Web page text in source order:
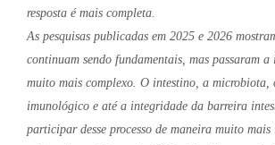
resposta é mais completa.
As pesquisas publicadas em 2025 e 2026
continuam sendo fundamentais, mas passaram
muito mais complexo. O intestino, a microbiota,
imunológico e até a integridade da barreira
participar desse processo de maneira muito